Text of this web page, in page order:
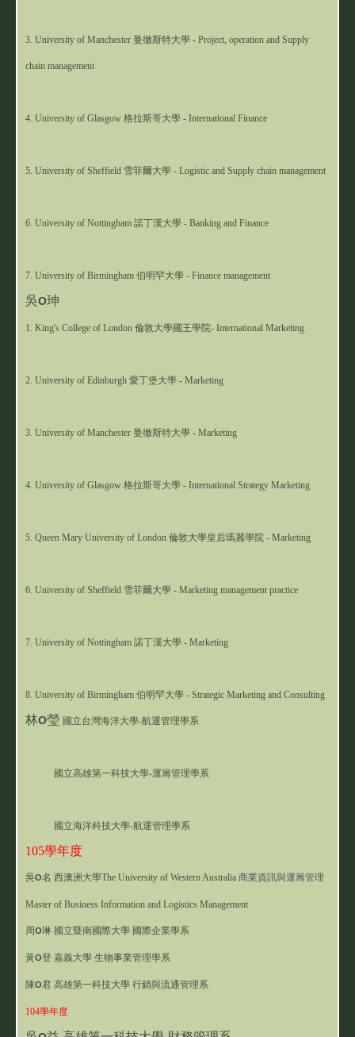
3. University of Manchester 曼徹斯特大學 - Project, operation and Supply
chain management
4. University of Glasgow 格拉斯哥大學 - International Finance
5. University of Sheffield 雪菲爾大學 - Logistic and Supply chain management
6. University of Nottingham 諾丁漢大學 - Banking and Finance
7. University of Birmingham 伯明罕大學 - Finance management
吳O珅
1. King's College of London 倫敦大學國王學院- International Marketing
2. University of Edinburgh 愛丁堡大學 - Marketing
3. University of Manchester 曼徹斯特大學 - Marketing
4. University of Glasgow 格拉斯哥大學 - International Strategy Marketing
5. Queen Mary University of London 倫敦大學皇后瑪麗學院 - Marketing
6. University of Sheffield 雪菲爾大學 - Marketing management practice
7. University of Nottingham 諾丁漢大學 - Marketing
8. University of Birmingham 伯明罕大學 - Strategic Marketing and Consulting
林O瑩 國立台灣海洋大學-航運管理學系
國立高雄第一科技大學-運籌管理學系
國立海洋科技大學-航運管理學系
105學年度
吳O名 西澳洲大學The University of Western Australia 商業資訊與運籌管理
Master of Business Information and Logistics Management
周O琳 國立暨南國際大學 國際企業學系
黃O登 嘉義大學 生物事業管理學系
陳O君 高雄第一科技大學 行銷與流通管理系
104學年度